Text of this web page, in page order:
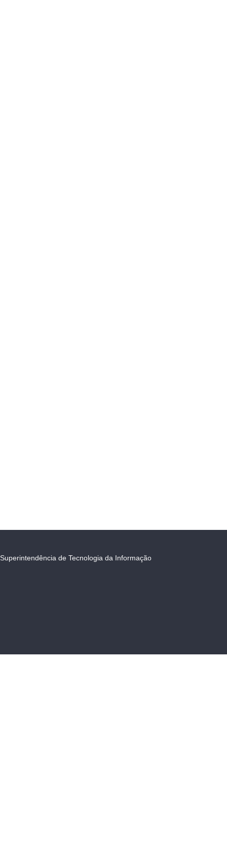
Superintendência de Tecnologia da Informação